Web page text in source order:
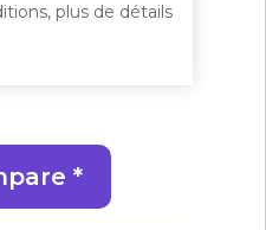
plus de détails
*